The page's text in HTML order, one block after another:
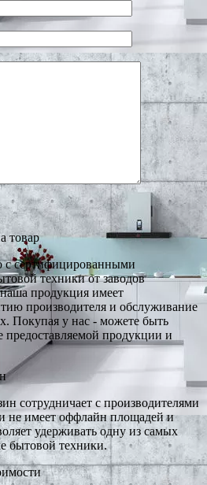
товар
с сертифицированными
техники от заводов
продукция имеет
производителя и обслуживание
Покупая у нас - можете быть
предоставляемой продукции и
сотрудничает с производителями
не имеет оффлайн площадей и
удерживать одну из самых
бытовой техники.